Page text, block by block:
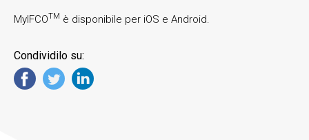
MyIFCOTM è disponibile per iOS e Android.
Condividilo su: